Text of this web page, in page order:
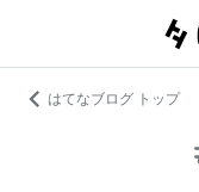
はてなブログ トップ